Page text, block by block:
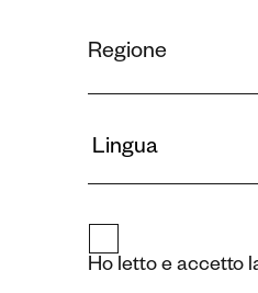
Ho letto e accetto